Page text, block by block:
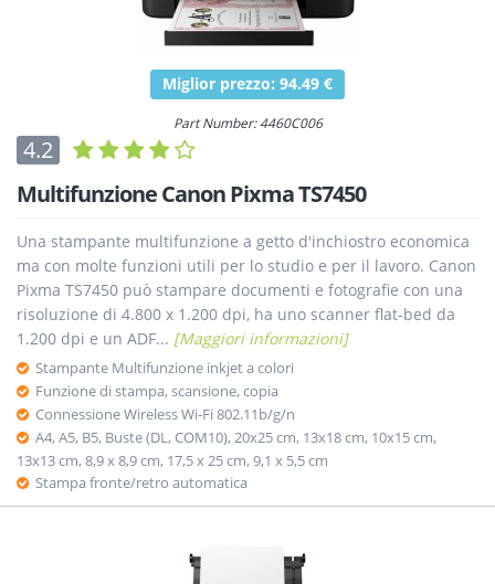
Miglior prezzo: 94.49 €
Part Number: 4460C006
4.2
Multifunzione Canon Pixma TS7450
Una stampante multifunzione a getto d'inchiostro economica
ma con molte funzioni utili per lo studio e per il lavoro. Canon
Pixma TS7450 può stampare documenti e fotografie con una
risoluzione di 4.800 x 1.200 dpi, ha uno scanner flat-bed da
1.200 dpi e un ADF... [Maggiori informazioni]
Stampante Multifunzione inkjet a colori
Funzione di stampa, scansione, copia
Connessione Wireless Wi-Fi 802.11b/g/n
A4, A5, B5, Buste (DL, COM10), 20x25 cm, 13x18 cm, 10x15 cm,
13x13 cm, 8,9 x 8,9 cm, 17,5 x 25 cm, 9,1 x 5,5 cm
Stampa fronte/retro automatica